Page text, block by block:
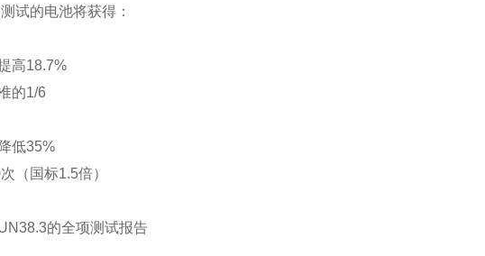
试的电池将获得：
高18.7%
的1/6
低35%
（国标1.5倍）
的全项测试报告